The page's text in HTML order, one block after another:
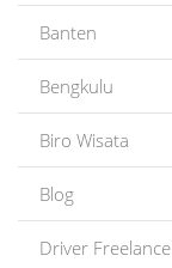
Banten
Bengkulu
Biro Wisata
Blog
Driver Freelance